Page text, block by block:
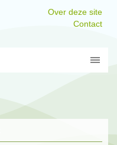
Over deze site
Contact